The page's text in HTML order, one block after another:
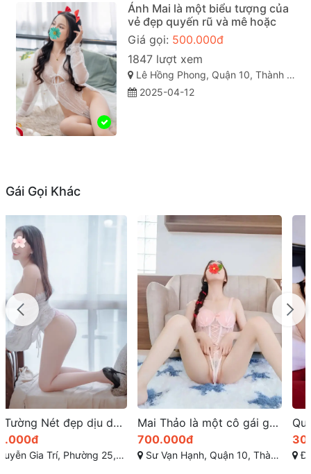
Ánh Mai là một biểu tượng của
vẻ đẹp quyến rũ và mê hoặc
Giá gọi: 500.000đ
1847 lượt xem
Lê Hồng Phong, Quận 10, Thành phố Hồ Chí Minh
2025-04-12
Gái Gọi Khác
Mai Thảo là một cô gái gọi xinh đẹp nổi bật sài gòn
700.000đ
Sư Vạn Hạnh, Quận 10, Thành phố Hồ Chí Minh
Quỳnh Chi căng tròn tràn đầy sức sống
300.000đ
Đường Số 8, phường 11, Gò Vấp, Thành phố Hồ Chí Minh